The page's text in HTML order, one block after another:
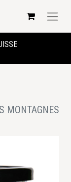
MONTAGNES